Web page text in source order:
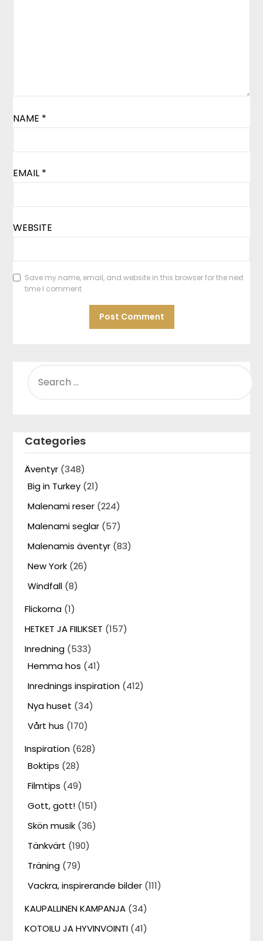
NAME *
EMAIL *
WEBSITE
Save my name, email, and website in this browser for the next
time I comment.
FOR:
Categories
Äventyr (348)
Big in Turkey (21)
Malenami reser (224)
Malenami seglar (57)
Malenamis äventyr (83)
New York (26)
Windfall (8)
Flickorna (1)
HETKET JA FIILIKSET (157)
Inredning (533)
Hemma hos (41)
Inrednings inspiration (412)
Nya huset (34)
Vårt hus (170)
Inspiration (628)
Boktips (28)
Filmtips (49)
Gott, gott! (151)
Skön musik (36)
Tänkvärt (190)
Träning (79)
Vackra, inspirerande bilder (111)
KAUPALLINEN KAMPANJA (34)
KOTOILU JA HYVINVOINTI (41)